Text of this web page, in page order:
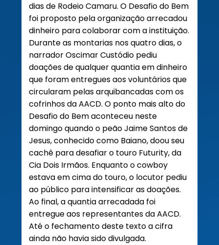
dias de Rodeio Camaru. O Desafio do Bem
foi proposto pela organização arrecadou
dinheiro para colaborar com a instituição.
Durante as montarias nos quatro dias, o
narrador Oscimar Custódio pediu
doações de qualquer quantia em dinheiro
que foram entregues aos voluntários que
circularam pelas arquibancadas com os
cofrinhos da AACD. O ponto mais alto do
Desafio do Bem aconteceu neste
domingo quando o peão Jaime Santos de
Jesus, conhecido como Baiano, doou seu
cachê para desafiar o touro Futurity, da
Cia Dois Irmãos. Enquanto o cowboy
estava em cima do touro, o locutor pediu
ao público para intensificar as doações.
Ao final, a quantia arrecadada foi
entregue aos representantes da AACD.
Até o fechamento deste texto a cifra
ainda não havia sido divulgada.